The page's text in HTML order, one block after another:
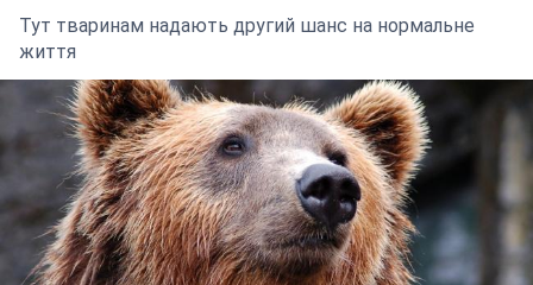
Тут тваринам надають другий шанс на нормальне
життя